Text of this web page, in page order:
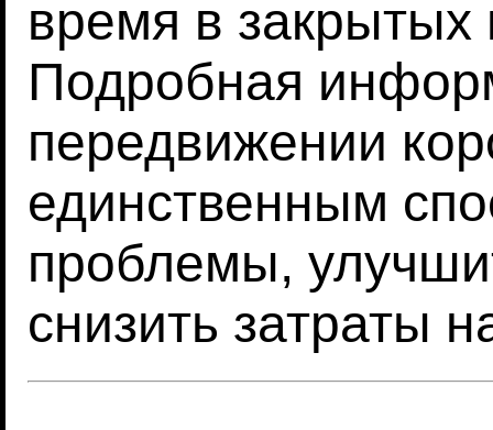
время в
Подробная
передвижении
единственным
проблемы,
снизить затраты